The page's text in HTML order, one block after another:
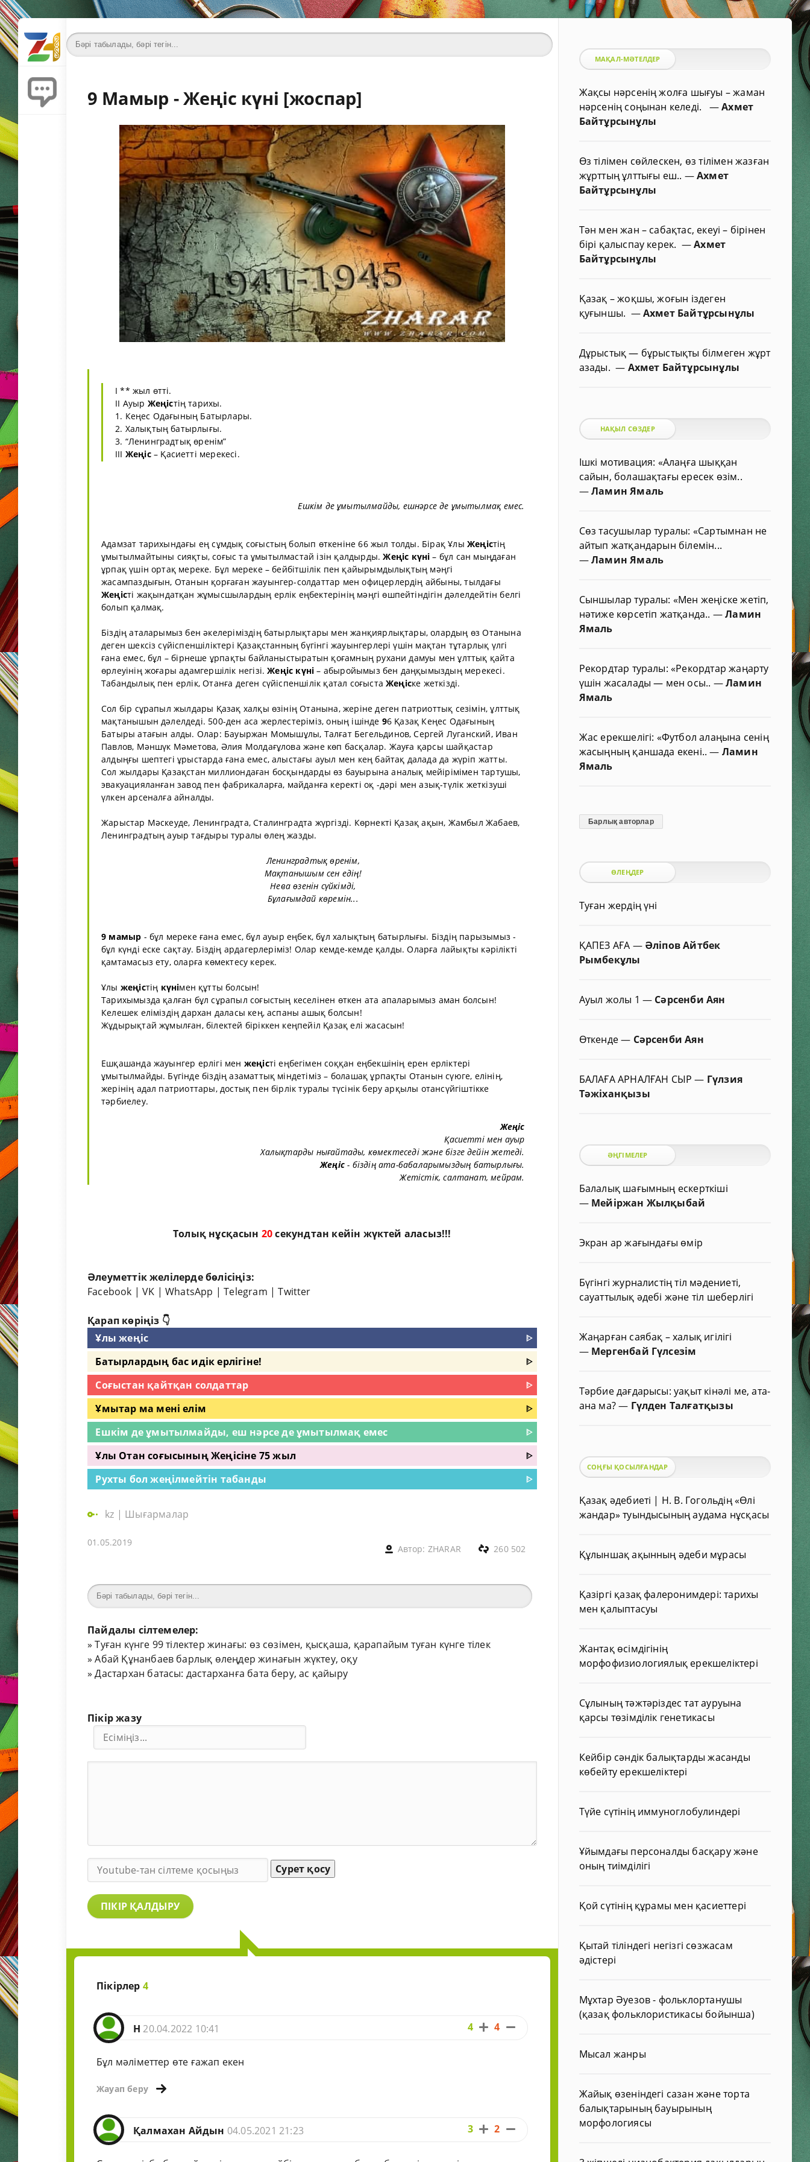
9 Мамыр - Жеңіс күні [жоспар]
I ** жыл өттi.
II Ауыр Жеңiстiң тарихы.
1. Кеңес Одағының Батырлары.
2. Халықтың батырлығы.
3. “Ленинградтық өренім”
III Жеңіс– Қасиеттi мерекесі.
Ешкім де ұмытылмайды, ешнәрсе де ұмытылмақ емес.
Адамзат тарихындағы ең сұмдық соғыстың болып өткеніне 66 жыл толды. Бірақ Ұлы Жеңістің
ұмытылмайтыны сияқты, соғыс та ұмытылмастай ізін қалдырды.Жеңіс күні – бұл сан мыңдаған
ұрпақ үшін ортақ мереке. Бұл мереке – бейбітшілік пен қайырымдылықтың мәңгі
жасампаздығын, Отанын қорғаған жауынгер-солдаттар мен офицерлердің айбыны, тылдағы
Жеңісті жақындатқан жұмысшылардың ерлік еңбектерінің мәңгі өшпейтіндігін дәлелдейтін белгі
болып қалмақ.
Біздің аталарымыз бен әкелеріміздің батырлықтары мен жанқиярлықтары, олардың өз Отанына
деген шексіз сүйіспеншіліктері Қазақстанның бүгінгі жауынгерлері үшін мақтан тұтарлық үлгі
ғана емес, бұл – бірнеше ұрпақты байланыстыратын қоғамның рухани дамуы мен ұлттық қайта
өрлеуінің жоғары адамгершілік негізі.Жеңіс күні – абыройымыз бен даңқымыздың мерекесі.
Табандылық пен ерлік, Отанға деген сүйіспеншілік қатал соғыстаЖеңіске жеткізді.
Сол бір сұрапыл жылдары Қазақ халқы өзінің Отанына, жеріне деген патриоттық сезімін, ұлттық
мақтанышын дәлелдеді. 500-ден аса жерлестеріміз, оның ішінде 96 Қазақ Кеңес Одағының
Батыры атағын алды. Олар: Бауыржан Момышұлы, Талғат Бегельдинов, Сергей Луганский, Иван
Павлов, Мәншүк Мәметова, Әлия Молдағұлова және көп басқалар. Жауға қарсы шайқастар
алдыңғы шептегі ұрыстарда ғана емес, алыстағы ауыл мен кең байтақ далада да жүріп жатты.
Сол жылдары Қазақстан миллиондаған босқындарды өз бауырына аналық мейірімімен тартушы,
эвакуацияланған завод пен фабрикаларға, майданға керекті оқ -дәрі мен азық-түлік жеткізуші
үлкен арсеналға айналды.
Жарыстар Мәскеуде, Ленинградта, Сталинградта жүргізді. Көрнекті Қазақ ақын, Жамбыл Жабаев,
Ленинградтың ауыр тағдыры туралы өлең жазды.
Ленинградтық өренім,
Мақтанышым сен едің!
Нева өзенін сүйкімді,
Бұлағымдай көремін...
9 мамыр - бұл мереке ғана емес, бұл ауыр еңбек, бұл халықтың батырлығы. Бiздiң парызымыз -
бұл күндi еске сақтау. Бiздiң ардагерлеріміз! Олар кемде-кемде қалды. Оларға лайықты кәрілікті
қамтамасыз ету, оларға көмектесу керек.
Ұлы жеңістің күнімен құтты болсын!
Тарихымызда қалған бұл сұрапыл соғыстың кеселінен өткен ата апаларымыз аман болсын!
Келешек еліміздің дархан даласы кең, аспаны ашық болсын!
Жұдырықтай жұмылған, білектей біріккен кеңпейіл Қазақ елі жасасын!
Ешқашанда жауынгер ерлігі мен жеңісті еңбегімен соққан еңбекшінің ерен ерліктері
ұмытылмайды. Бүгінде біздің азаматтық міндетіміз – болашақ ұрпақты Отанын сүюге, елінің,
жерінің адал патриоттары, достық пен бірлік туралы түсінік беру арқылы отансүйгіштікке
тәрбиелеу.
Жеңіс
Қасиеттi мен ауыр
Халықтарды нығайтады, көмектеседі және бiзге дейiн жетедi.
Жеңіс - біздің ата-бабаларымыздың батырлығы.
Жетістік, салтанат, мейрам.
Толық нұсқасын 19секундтан кейін жүктей аласыз!!!
Әлеуметтік желілерде бөлісіңіз:
Facebook |VK |WhatsApp |Telegram |Twitter
Қарап көріңіз 👇
Ұлы жеңіс
ᐈ
Батырлардың бас идік ерлігіне!
ᐈ
Соғыстан қайтқан солдаттар
ᐈ
Ұмытар ма мені елім
ᐈ
Ешкім де ұмытылмайды, еш нәрсе де ұмытылмақ емес
ᐈ
Ұлы Отан соғысының Жеңісіне 75 жыл
ᐈ
Рухты бол жеңілмейтін табанды
ᐈ
kz | Шығармалар
01.05.2019
Автор: ZHARAR 260 502
Пайдалы сілтемелер:
»Туған күнге 99 тілектер жинағы: өз сөзімен, қысқаша, қарапайым туған күнге тілек
»Абай Құнанбаев барлық өлеңдер жинағын жүктеу, оқу
»Дастархан батасы: дастарханға бата беру, ас қайыру
Пікір жазу
Сурет қосу
ПІКІР ҚАЛДЫРУ
Пікірлер 4
Н 20.04.2022 10:41 4 4
Бұл мәліметтер өте ғажап екен
Жауап беру
Қалмахан Айдын 04.05.2021 21:23 3 2
МАҚАЛ-МӘТЕЛДЕР
Жақсы нәрсенің жолға шығуы – жаман
нәрсенің соңынан келеді. —Ахмет
Байтұрсынұлы
Өз тілімен сөйлескен, өз тілімен жазған
жұрттың ұлттығы еш.. —Ахмет
Байтұрсынұлы
Тән мен жан – сабақтас, екеуі – бірінен
бірі қалыспау керек. —Ахмет
Байтұрсынұлы
Қазақ – жоқшы, жоғын іздеген
қуғыншы. —Ахмет Байтұрсынұлы
Дұрыстық — бұрыстықты білмеген жұрт
азады.— Ахмет Байтұрсынұлы
НАҚЫЛ СӨЗДЕР
Ішкі мотивация: «Алаңға шыққан
сайын, болашақтағы ересек өзім..
—Ламин Ямаль
Сөз тасушылар туралы: «Сартымнан не
айтып жатқандарын білемін...
—Ламин Ямаль
Сыншылар туралы: «Мен жеңіске жетіп,
нәтиже көрсетіп жатқанда.. —Ламин
Ямаль
Рекордтар туралы: «Рекордтар жаңарту
үшін жасалады — мен осы.. —Ламин
Ямаль
Жас ерекшелігі: «Футбол алаңына сенің
жасыңның қаншада екені..— Ламин
Ямаль
Барлық авторлар
ӨЛЕҢДЕР
Туған жердің үні
ҚАПЕЗ АҒА — Әліпов Айтбек
Рымбекұлы
Ауыл жолы 1 — Сәрсенби Аян
Өткенде— Сәрсенби Аян
БАЛАҒА АРНАЛҒАН СЫР— Гүлзия
Тәжіханқызы
ӘҢГІМЕЛЕР
Балалық шағымның ескерткіші
— Мейіржан Жылқыбай
Экран ар жағындағы өмір
Бүгінгі журналистің тіл мәдениеті,
сауаттылық әдебі және тіл шеберлігі
Жаңарған саябақ – халық игілігі
— Мергенбай Гүлсезім
Тәрбие дағдарысы: уақыт кінәлі ме, ата-
ана ма?— Гүлден Талғатқызы
СОҢҒЫ ҚОСЫЛҒАНДАР
Қазақ әдебиеті | Н. В. Гогольдің «Өлі
жандар» туындысының аудама нұсқасы
Құлыншақ ақынның әдеби мұрасы
Қазіргі қазақ фалеронимдері: тарихы
мен қалыптасуы
Жантақ өсімдігінің
морфофизиологиялық ерекшеліктері
Сұлының тәжтәріздес тат ауруына
қарсы төзімділік генетикасы
Кейбір сәндік балықтарды жасанды
көбейту ерекшеліктері
Түйе сүтінің иммуноглобулиндері
Ұйымдағы персоналды басқару және
оның тиімділігі
Қой сүтінің құрамы мен қасиеттері
Қытай тіліндегі негізгі сөзжасам
әдістері
Мұхтар Әуезов - фольклортанушы
(қазақ фольклористикасы бойынша)
Мысал жанры
Жайық өзеніндегі сазан және торта
балықтарының бауырының
морфологиясы